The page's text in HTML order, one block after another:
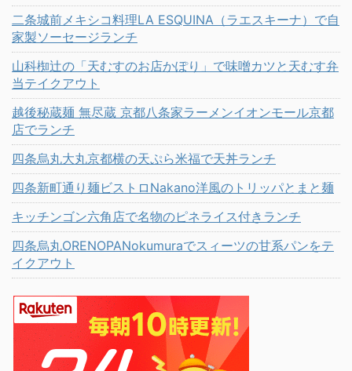
二条城前メキシコ料理LA ESQUINA（ラエスキーナ）で自
家製ソーセージランチ
山科椥辻の「天むすのお店かぽり」で味噌カツと天むす弁
当テイクアウト
越後秘蔵麺 無尽蔵 京都八条家ラーメンイオンモール京都
店でランチ
四条烏丸大丸京都横の天ぷら米福で天丼ランチ
四条新町通り麺ビストロNakano洋風のトリッパとまと麺
キッチンゴン六角店で名物のピネライス付きランチ
四条烏丸ORENOPANokumuraでスィーツの甘系パンをテ
イクアウト